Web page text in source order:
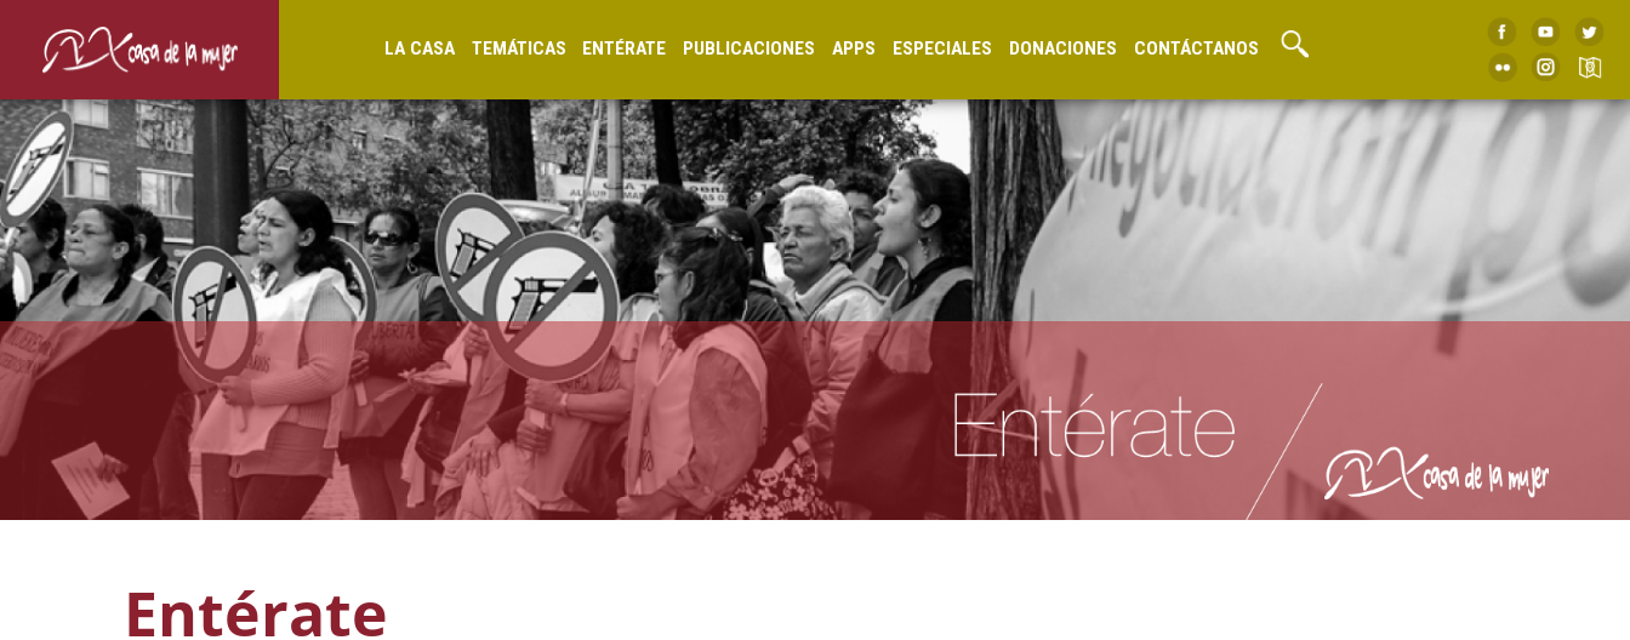
LA CASA TEMÁTICAS ENTÉRATE PUBLICACIONES APPS ESPECIALES DONACIONES CONTÁCTANOS
Entérate